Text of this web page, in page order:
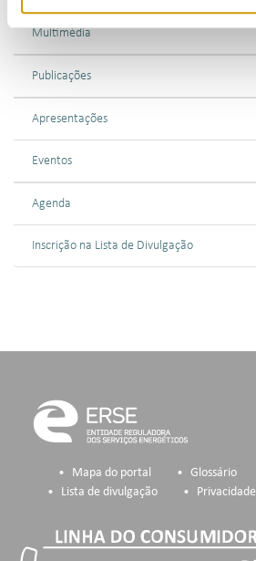
Multimédia
Publicações
Apresentações
Eventos
Agenda
Inscrição na Lista de Divulgação
Mapa do portal Glossário
Lista de divulgação
Privacidade